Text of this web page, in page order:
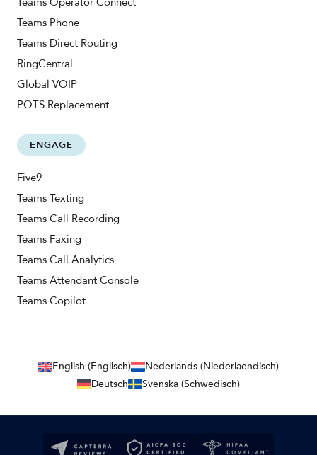
Teams Phone
Teams Direct Routing
RingCentral
Global VOIP
POTS Replacement
ENGAGE
Five9
Teams Texting
Teams Call Recording
Teams Faxing
Teams Call Analytics
Teams Attendant Console
Teams Copilot
English (Englisch)
Nederlands (Niederlaendisch)
Deutsch
Svenska (Schwedisch)